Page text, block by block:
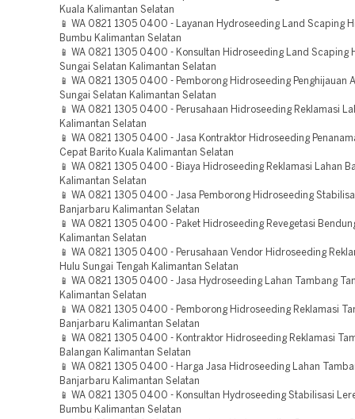
Kuala Kalimantan Selatan
📱 WA 0821 1305 0400 - Layanan Hydroseeding Land Scaping
Bumbu Kalimantan Selatan
📱 WA 0821 1305 0400 - Konsultan Hidroseeding Land Scaping
Sungai Selatan Kalimantan Selatan
📱 WA 0821 1305 0400 - Pemborong Hidroseeding Penghijauan
Sungai Selatan Kalimantan Selatan
📱 WA 0821 1305 0400 - Perusahaan Hidroseeding Reklamasi
Kalimantan Selatan
📱 WA 0821 1305 0400 - Jasa Kontraktor Hidroseeding
Cepat Barito Kuala Kalimantan Selatan
📱 WA 0821 1305 0400 - Biaya Hidroseeding Reklamasi Lahan
Kalimantan Selatan
📱 WA 0821 1305 0400 - Jasa Pemborong Hidroseeding
Banjarbaru Kalimantan Selatan
📱 WA 0821 1305 0400 - Paket Hidroseeding Revegetasi
Kalimantan Selatan
📱 WA 0821 1305 0400 - Perusahaan Vendor Hidroseeding
Hulu Sungai Tengah Kalimantan Selatan
📱 WA 0821 1305 0400 - Jasa Hydroseeding Lahan Tambang
Kalimantan Selatan
📱 WA 0821 1305 0400 - Pemborong Hidroseeding Reklamasi
Banjarbaru Kalimantan Selatan
📱 WA 0821 1305 0400 - Kontraktor Hidroseeding Reklamasi
Balangan Kalimantan Selatan
📱 WA 0821 1305 0400 - Harga Jasa Hidroseeding Lahan
Banjarbaru Kalimantan Selatan
📱 WA 0821 1305 0400 - Konsultan Hydroseeding Stabilisasi
Bumbu Kalimantan Selatan